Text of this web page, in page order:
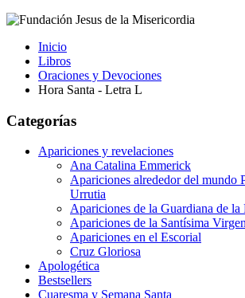
Inicio
Libros
Oraciones y Devociones
Hora Santa - Letra L
Categorías
Apariciones y revelaciones
Ana Catalina Emmerick
Apariciones alrededor del mundo
Urrutia
Apariciones de la Guardiana de la
Apariciones de la Santísima
Apariciones en el Escorial
Cruz Gloriosa
Apologética
Bestsellers
Cuaresma y Semana Santa